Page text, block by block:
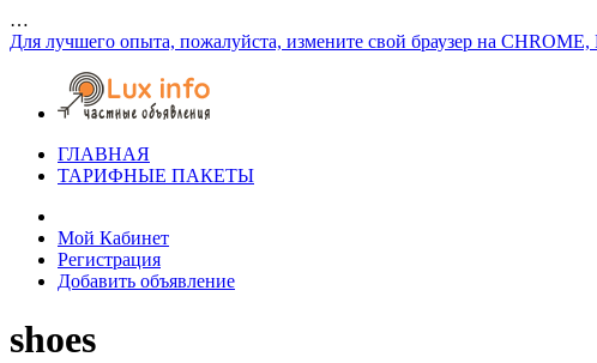
…
Для лучшего опыта, пожалуйста, измените свой браузер на
ГЛАВНАЯ
ТАРИФНЫЕ ПАКЕТЫ
Мой Кабинет
Регистрация
Добавить объявление
shoes